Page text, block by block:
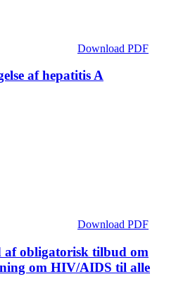
Download PDF
af hepatitis A
Download PDF
af obligatorisk tilbud om
om HIV/AIDS til alle